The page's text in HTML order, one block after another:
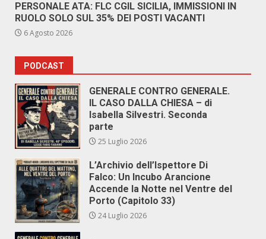
PERSONALE ATA: FLC CGIL SICILIA, IMMISSIONI IN
RUOLO SOLO SUL 35% DEI POSTI VACANTI
6 Agosto 2026
PODCAST
GENERALE CONTRO GENERALE.
IL CASO DALLA CHIESA – di
Isabella Silvestri. Seconda
parte
25 Luglio 2026
L’Archivio dell’Ispettore Di
Falco: Un Incubo Arancione
Accende la Notte nel Ventre del
Porto (Capitolo 33)
24 Luglio 2026